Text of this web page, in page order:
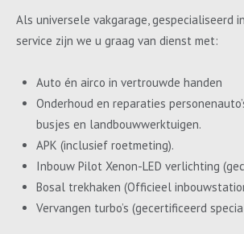
Als universele vakgarage, gespecialiseerd
service zijn we u graag van dienst met:
Auto én airco in vertrouwde handen
Onderhoud en reparaties
busjes en landbouwwerktuigen.
APK (inclusief roetmeting).
Inbouw Pilot Xenon-LED verlichting
Bosal trekhaken (Officieel
Vervangen turbo’s (gecertificeerd